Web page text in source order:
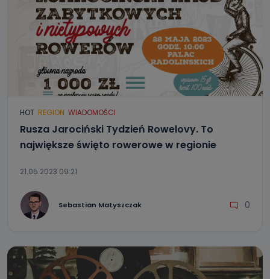
HOT REGION WIADOMOŚCI
Rusza Jarociński Tydzień Rowelovy. To
największe święto rowerowe w regionie
21.05.2023 09:21
Sebastian Matyszczak 0